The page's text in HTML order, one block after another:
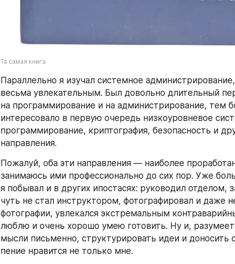
Та самая книга
Параллельно я изучал системное
весьма увлекательным. Был довольно длительный
на программирование и на администрирование, тем
интересовало в первую очередь низкоуровневое
программирование, криптография, безопасность и
направления.
Пожалуй, оба эти направления — наиболее
занимаюсь ими профессионально до сих пор. Уже
я побывал и в других ипостасях: руководил отделом,
чуть не стал инструктором, фотографировал и даже
фотографии, увлекался экстремальным
люблю и очень хорошо умею готовить. Ну и,
мысли письменно, структурировать идеи и
пение нравится не только мне.